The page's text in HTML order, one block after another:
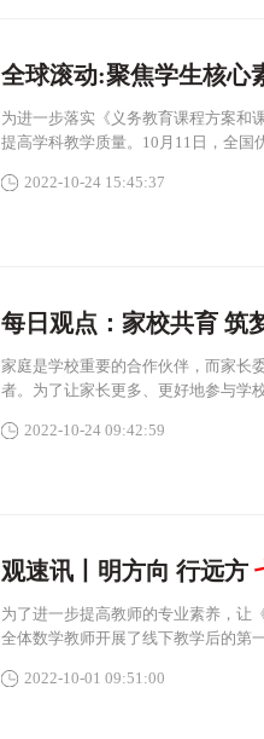
全球滚动:聚焦学生核心
为进一步落实《义务教育课程方案和
提高学科教学质量。10月11日，全国
2022-10-24 15:45:37
每日观点：家校共育 筑
家庭是学校重要的合作伙伴，而家长
者。为了让家长更多、更好地参与学
2022-10-24 09:42:59
观速讯丨明方向 行远方
为了进一步提高教师的专业素养，让
全体数学教师开展了线下教学后的第
2022-10-01 09:51:00